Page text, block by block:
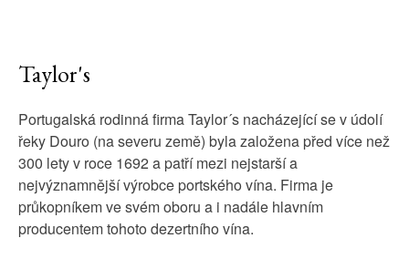
Taylor's
Portugalská rodinná firma Taylor´s nacházející se v údolí
řeky Douro (na severu země) byla založena před více než
300 lety v roce 1692 a patří mezi nejstarší a
nejvýznamnější výrobce portského vína. Firma je
průkopníkem ve svém oboru a i nadále hlavním
producentem tohoto dezertního vína.